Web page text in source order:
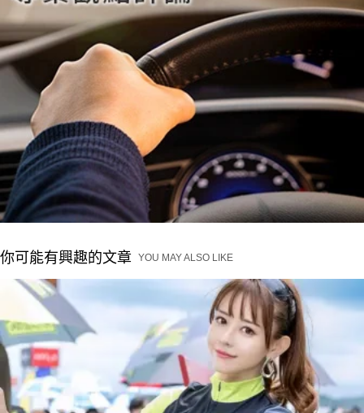
你可能有興趣的文章 YOU MAY ALSO LIKE